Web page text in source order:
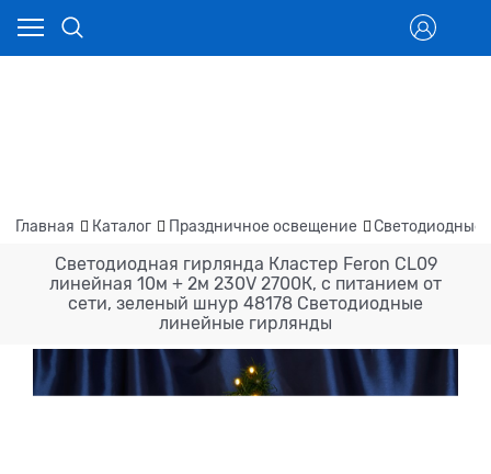
Главная Каталог Праздничное освещение Светодиодные
Светодиодная гирлянда Кластер Feron CL09
линейная 10м + 2м 230V 2700К, c питанием от
сети, зеленый шнур 48178 Светодиодные
линейные гирлянды